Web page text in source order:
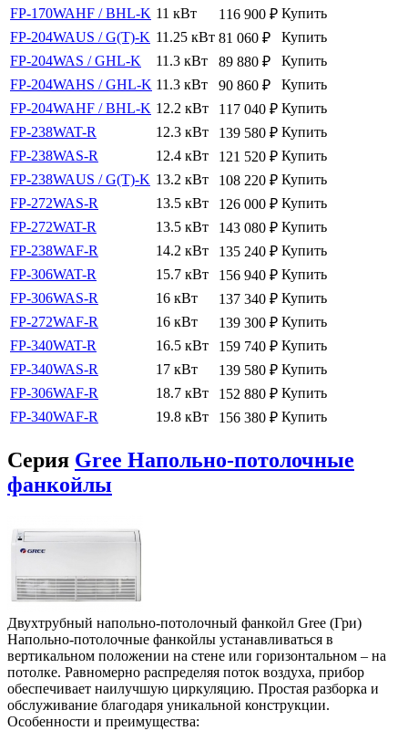
FP-170WAHF / BHL-K 11 кВт 116 900 ₽ Купить
FP-204WAUS / G(T)-K 11.25 кВт 81 060 ₽
Купить
FP-204WAS / GHL-K
11.3 кВт 89 880 ₽
Купить
FP-204WAHS / GHL-K 11.3 кВт 90 860 ₽
Купить
FP-204WAHF / BHL-K 12.2 кВт 117 040 ₽ Купить
FP-238WAT-R
12.3 кВт 139 580 ₽ Купить
FP-238WAS-R
12.4 кВт 121 520 ₽ Купить
FP-238WAUS / G(T)-K 13.2 кВт 108 220 ₽ Купить
FP-272WAS-R
13.5 кВт 126 000 ₽ Купить
FP-272WAT-R
13.5 кВт 143 080 ₽ Купить
FP-238WAF-R
14.2 кВт 135 240 ₽ Купить
FP-306WAT-R
15.7 кВт 156 940 ₽ Купить
FP-306WAS-R
16 кВт 137 340 ₽ Купить
FP-272WAF-R
16 кВт 139 300 ₽ Купить
FP-340WAT-R
16.5 кВт 159 740 ₽ Купить
FP-340WAS-R
17 кВт 139 580 ₽ Купить
FP-306WAF-R
18.7 кВт 152 880 ₽ Купить
FP-340WAF-R
19.8 кВт 156 380 ₽ Купить
Серия Gree Напольно-потолочные
фанкойлы
Двухтрубный напольно-потолочный фанкойл Gree (Гри)
Напольно-потолочные фанкойлы устанавливаться в
вертикальном положении на стене или горизонтальном – на
потолке. Равномерно распределяя поток воздуха, прибор
обеспечивает наилучшую циркуляцию. Простая разборка и
обслуживание благодаря уникальной конструкции.
Особенности и преимущества: